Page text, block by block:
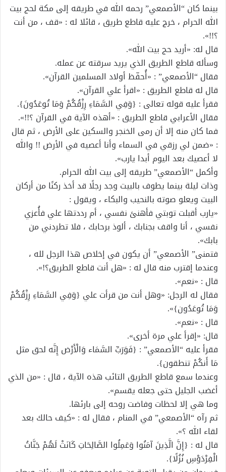
بينما كان “الأصمعي” رحمه الله في طريقه إلى مكة لحج بيت
الله الحرام ، خرج عليه قاطع طريق ، قائلا له : «قف ، من أنت
؟!!».
قال له: «أريد حج بيت الله».
وسأله قاطع الطريق الذي يريد سرقته عن عمله.
فقال “الأصمعي” : «أُحفّظ أولاد المسلمين القرآن».
قال له قاطع الطريق : «اقرأ علي القرآن».
فقرأ عليه قوله تعالى : {وَفِي السَّمَاءِ رِزْقُكُمْ وَمَا تُوعَدُونَ}.
فقال الأعرابي قاطع الطريق : «أهذه الآية في القرآن ؟!!».
فما كان منه إلا أن رمى الخنجر والسكين على الأرض ، ثم قال
: «ضمن لي رزقي في السماء وأنا أعصيه في الأرض !! والله
لا أعصيك بعد اليوم أبدا يارب».
وأكمل “الأصمعي” طريقه إلى بيت الله الحرام.
وذات ليلة بينما يطوف بالبيت وجد رجلًا قد أخذ ركنًا من أركان
البيت ويعلو صوته بالنحيب والبكاء ، ويقول :
«يارب أقبلت توبتي فأهنئ نفسي ، أم رددتها علي فأُعزي
نفسي ، أنا واقف بجنابك ، ألوذ برحابك ، فلا تطردني من
بابك».
فتمنى” الأصمعي” أن يكون في إخلاص هذا الرجل لله ،
وعندما إقترب منه قال له : «هل أنت قاطع الطريق؟!».
قال : «نعم».
فقال له الرجل: «وهل أنت من قرأت علي {وَفِي السَّمَاءِ رِزْقُكُمْ
وَمَا تُوعَدُون}».
قال : «نعم».
قال: «إقرأ علي مرة أخرى».
فقرأ عليه “الأصمعي” : {فَوَرَبِّ السَّمَاء وَالْأَرْض إِنَّه لحق مثل
مَا أَنكُمْ تنطقون}.
وعندما سمع قاطع الطريق التائب هذه الآية ، قال : «من الذي
أغضب الجليل حتى جعله يقسم».
وما هي إلا لحظات وفاضت روحه إلى بارئها.
ثم رآه “الأصمعي” في المنام ، فقال له : «كيف حالك بعد
لقاء الله ؟».
قال له : {إِنَّ الَّذِينَ آمَنُوا وَعَمِلُوا الصَّالِحَاتِ كَانَتْ لَهُمْ جَنَّاتُ
الْفِرْدَوْسِ نُزُلًا}.